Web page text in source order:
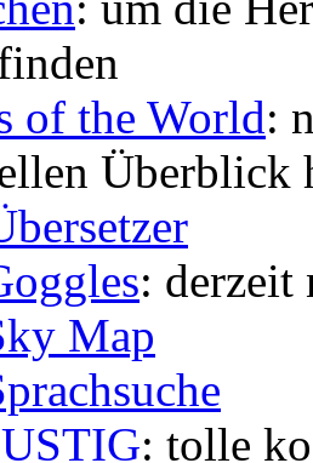
of the World:
Überblick
: derzeit
Map
: tolle